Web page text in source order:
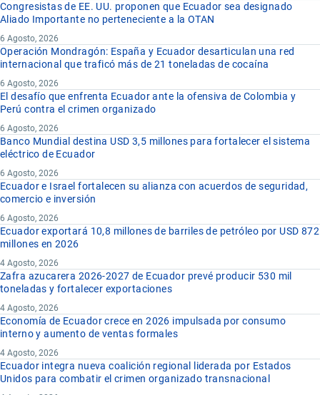
Congresistas de EE. UU. proponen que Ecuador sea designado
Aliado Importante no perteneciente a la OTAN
6 Agosto, 2026
Operación Mondragón: España y Ecuador desarticulan una red
internacional que traficó más de 21 toneladas de cocaína
6 Agosto, 2026
El desafío que enfrenta Ecuador ante la ofensiva de Colombia y
Perú contra el crimen organizado
6 Agosto, 2026
Banco Mundial destina USD 3,5 millones para fortalecer el sistema
eléctrico de Ecuador
6 Agosto, 2026
Ecuador e Israel fortalecen su alianza con acuerdos de seguridad,
comercio e inversión
6 Agosto, 2026
Ecuador exportará 10,8 millones de barriles de petróleo por USD 872
millones en 2026
4 Agosto, 2026
Zafra azucarera 2026-2027 de Ecuador prevé producir 530 mil
toneladas y fortalecer exportaciones
4 Agosto, 2026
Economía de Ecuador crece en 2026 impulsada por consumo
interno y aumento de ventas formales
4 Agosto, 2026
Ecuador integra nueva coalición regional liderada por Estados
Unidos para combatir el crimen organizado transnacional